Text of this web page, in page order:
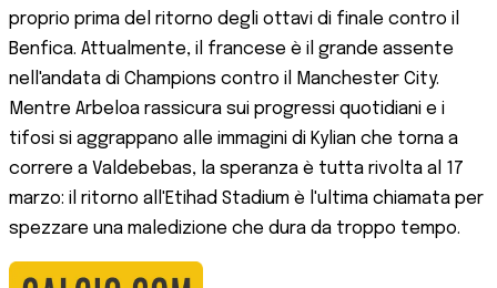
proprio prima del ritorno degli ottavi di finale contro il
Benfica. Attualmente, il francese è il grande assente
nell'andata di Champions contro il Manchester City.
Mentre Arbeloa rassicura sui progressi quotidiani e i
tifosi si aggrappano alle immagini di Kylian che torna a
correre a Valdebebas, la speranza è tutta rivolta al 17
marzo: il ritorno all'Etihad Stadium è l'ultima chiamata per
spezzare una maledizione che dura da troppo tempo.